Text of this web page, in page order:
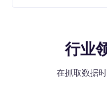
行业
在抓取数据